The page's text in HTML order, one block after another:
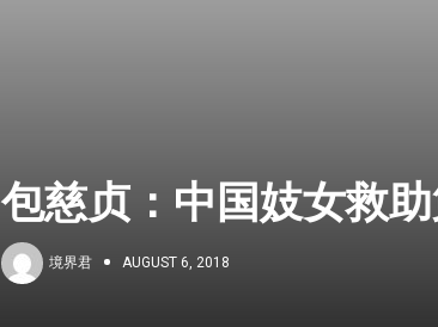
包慈贞：中国妓女救
境界君 AUGUST 6, 2018